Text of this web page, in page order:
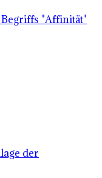
"Affinität"
der